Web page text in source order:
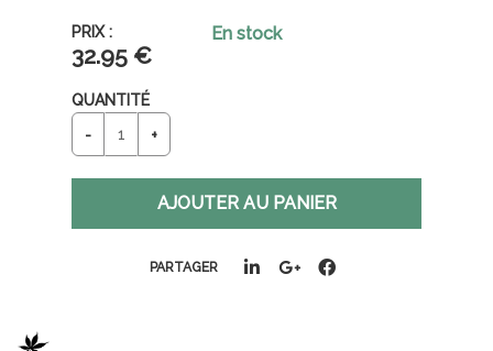
32.95 €
En stock
QUANTITÉ
PARTAGER